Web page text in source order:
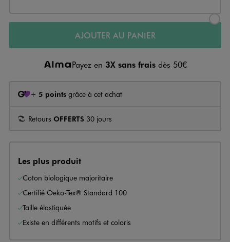
AJOUTER AU PANIER
Payez en 3X sans frais dès 50€
+ 5 points grâce à cet achat
Retours OFFERTS 30 jours
Les plus produit
Coton biologique majoritaire
Certifié Oeko-Tex® Standard 100
Taille élastiquée
Existe en différents motifs et coloris